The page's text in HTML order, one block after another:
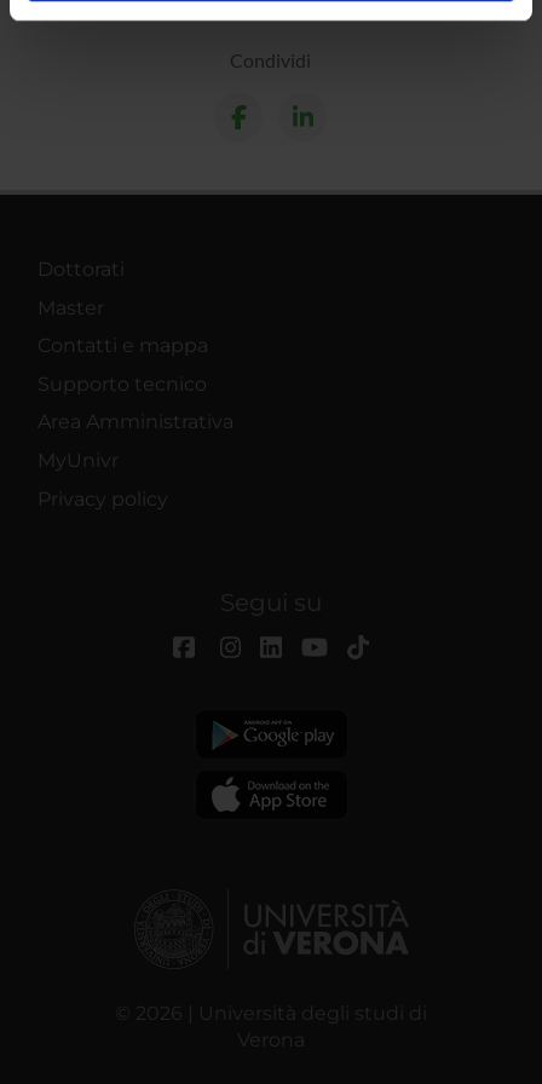
nostri partner che si occupano di analisi dei dati web,
con altre informazioni che hai fornito loro o che hanno
Condividi
Dottorati
Master
Contatti e mappa
Supporto tecnico
Area Amministrativa
MyUnivr
Privacy policy
Segui su
© 2026 | Università degli studi di
Verona